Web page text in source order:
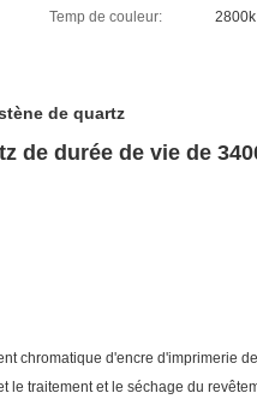
Temp de couleur: 2800k
de quartz
de durée de vie de
chromatique d'encre d'imprimerie
le traitement et le séchage du